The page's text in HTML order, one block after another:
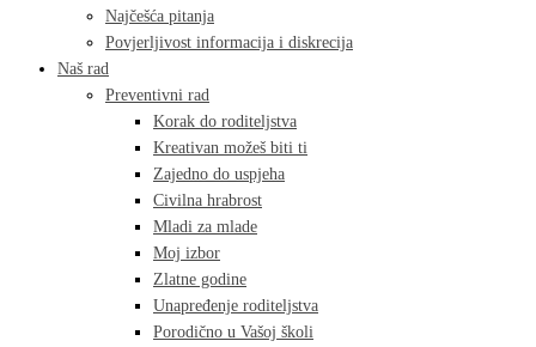
Najčešća pitanja
Povjerljivost informacija i diskrecija
Naš rad
Preventivni rad
Korak do roditeljstva
Kreativan možeš biti ti
Zajedno do uspjeha
Civilna hrabrost
Mladi za mlade
Moj izbor
Zlatne godine
Unapređenje roditeljstva
Porodično u Vašoj školi